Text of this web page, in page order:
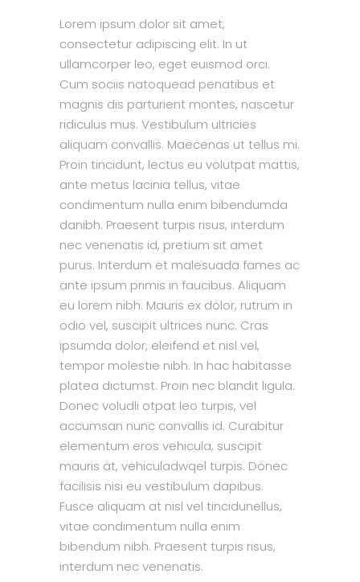
Lorem ipsum dolor sit amet,
consectetur adipiscing elit. In ut
ullamcorper leo, eget euismod orci.
Cum sociis natoquead penatibus et
magnis dis parturient montes, nascetur
ridiculus mus. Vestibulum ultricies
aliquam convallis. Maecenas ut tellus mi.
Proin tincidunt, lectus eu volutpat mattis,
ante metus lacinia tellus, vitae
condimentum nulla enim bibendumda
danibh. Praesent turpis risus, interdum
nec venenatis id, pretium sit amet
purus. Interdum et malesuada fames ac
ante ipsum primis in faucibus. Aliquam
eu lorem nibh. Mauris ex dolor, rutrum in
odio vel, suscipit ultrices nunc. Cras
ipsumda dolor, eleifend et nisl vel,
tempor molestie nibh. In hac habitasse
platea dictumst. Proin nec blandit ligula.
Donec voludli otpat leo turpis, vel
accumsan nunc convallis id. Curabitur
elementum eros vehicula, suscipit
mauris at, vehiculadwqel turpis. Donec
facilisis nisi eu vestibulum dapibus.
Fusce aliquam at nisl vel tincidunellus,
vitae condimentum nulla enim
bibendum nibh. Praesent turpis risus,
interdum nec venenatis.